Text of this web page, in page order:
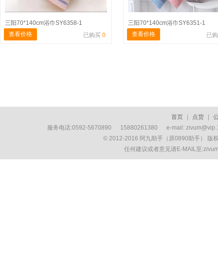
三阳70*140cm浴巾SY6358-1
查看价格
已购买 0
三阳70*140cm浴巾SY6351-1
查看价格
已
首页 点货
服务电话:0592-5670890 15880261380 e-mail:
© 2012-2016 阿九助手（原0890助手） 版
任何建议或者意见请E-MAIL至